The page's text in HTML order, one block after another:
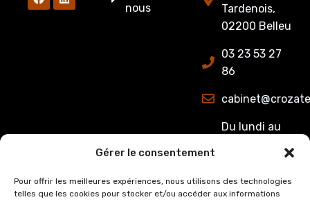
Gérer le consentement
Pour offrir les meilleures expériences, nous utilisons des technologies
telles que les cookies pour stocker et/ou accéder aux informations
nous
Tardenois,
02200 Belleu
03 23 53 27
86
Du lundi au
8h00 à 12h15
et de 13h15 à
17h00.